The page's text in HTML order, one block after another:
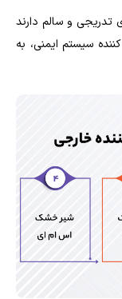
تدریجی و سالم دارند
سیستم ایمنی، به